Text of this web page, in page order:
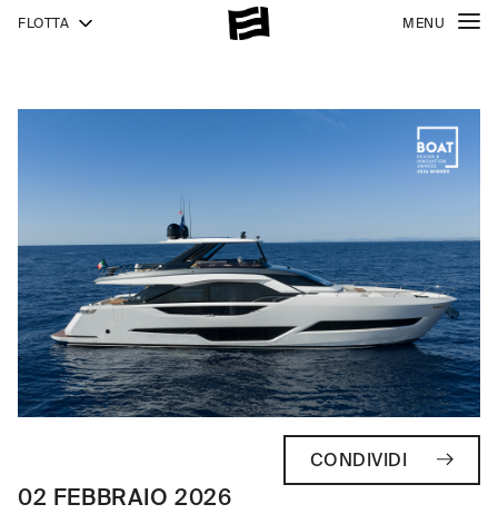
FLOTTA MENU
02 FEBBRAIO 2026
CONDIVIDI